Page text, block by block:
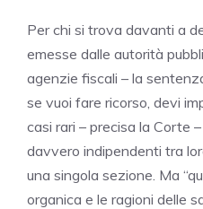
Per chi si trova davanti a
emesse dalle autorità
agenzie fiscali – la
se vuoi fare ricorso, devi
casi rari – precisa la Corte
davvero indipendenti tra
una singola sezione. Ma
organica e le ragioni delle